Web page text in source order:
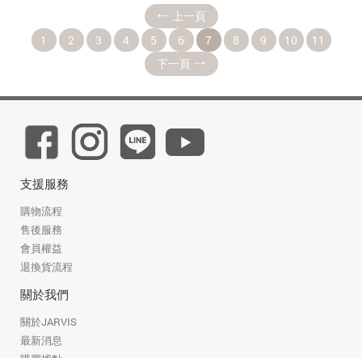
上一頁
1
2 3 4 5 6 7 8 9 10
11
下一頁
支援服務
購物流程
售後服務
會員權益
退換貨流程
關於我們
關於JARVIS
最新消息